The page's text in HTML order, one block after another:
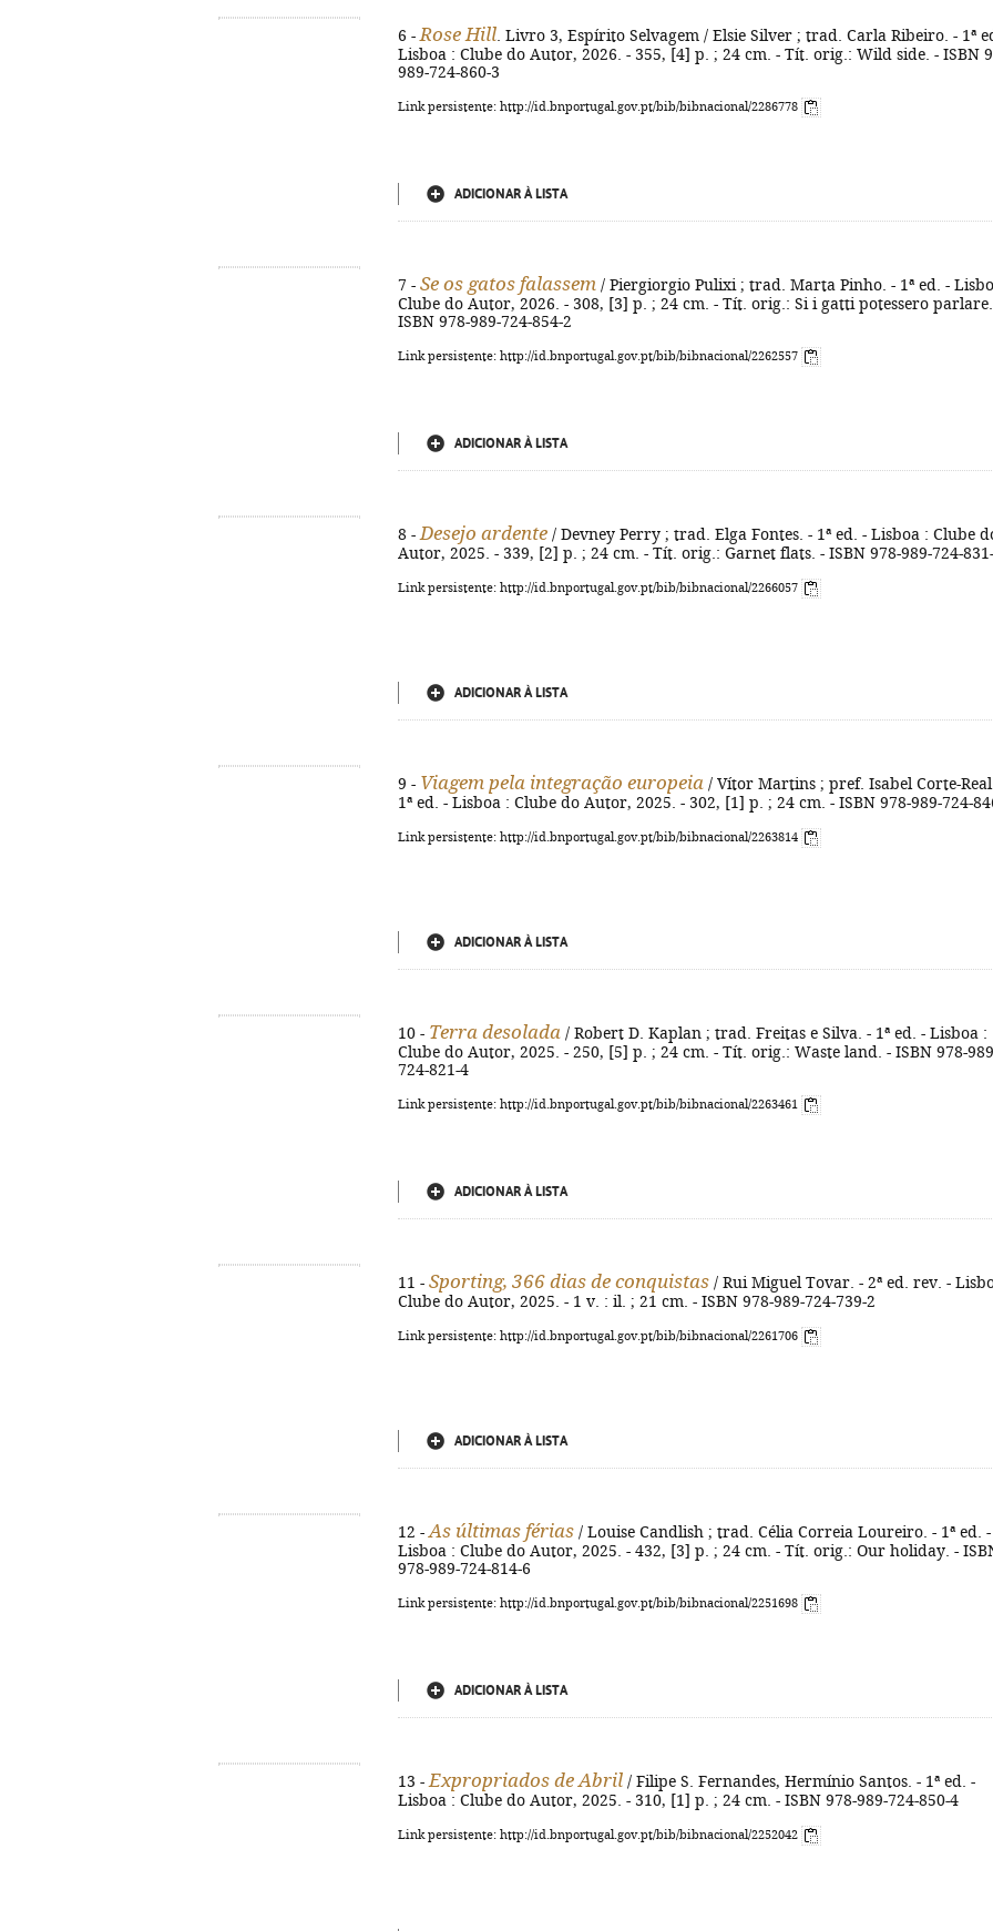
6 - Rose Hill . Livro 3, Espírito Selvagem / Elsie Silver ; trad. Carla Ribeiro. - 1ª
Lisboa : Clube do Autor, 2026. - 355, [4] p. ; 24 cm. - Tít. orig.: Wild side. - ISBN
989-724-860-3
Link persistente: http://id.bnportugal.gov.pt/bib/bibnacional/2286778
ADICIONAR À LISTA
7 - Se os gatos falassem / Piergiorgio Pulixi ; trad. Marta Pinho. - 1ª ed. -
Clube do Autor, 2026. - 308, [3] p. ; 24 cm. - Tít. orig.: Si i gatti potessero
ISBN 978-989-724-854-2
Link persistente: http://id.bnportugal.gov.pt/bib/bibnacional/2262557
ADICIONAR À LISTA
8 - Desejo ardente / Devney Perry ; trad. Elga Fontes. - 1ª ed. - Lisboa : Clube
Autor, 2025. - 339, [2] p. ; 24 cm. - Tít. orig.: Garnet flats. - ISBN 978-989-724-
Link persistente: http://id.bnportugal.gov.pt/bib/bibnacional/2266057
ADICIONAR À LISTA
9 - Viagem pela integração europeia / Vítor Martins ; pref. Isabel Corte-
1ª ed. - Lisboa : Clube do Autor, 2025. - 302, [1] p. ; 24 cm. - ISBN 978-989-724-
Link persistente: http://id.bnportugal.gov.pt/bib/bibnacional/2263814
ADICIONAR À LISTA
10 - Terra desolada / Robert D. Kaplan ; trad. Freitas e Silva. - 1ª ed. - Lisboa :
Clube do Autor, 2025. - 250, [5] p. ; 24 cm. - Tít. orig.: Waste land. - ISBN 978-
724-821-4
Link persistente: http://id.bnportugal.gov.pt/bib/bibnacional/2263461
ADICIONAR À LISTA
11 - Sporting, 366 dias de conquistas / Rui Miguel Tovar. - 2ª ed. rev. -
Clube do Autor, 2025. - 1 v. : il. ; 21 cm. - ISBN 978-989-724-739-2
Link persistente: http://id.bnportugal.gov.pt/bib/bibnacional/2261706
ADICIONAR À LISTA
12 - As últimas férias / Louise Candlish ; trad. Célia Correia Loureiro. - 1ª ed. -
Lisboa : Clube do Autor, 2025. - 432, [3] p. ; 24 cm. - Tít. orig.: Our holiday. -
978-989-724-814-6
Link persistente: http://id.bnportugal.gov.pt/bib/bibnacional/2251698
ADICIONAR À LISTA
13 - Expropriados de Abril / Filipe S. Fernandes, Hermínio Santos. - 1ª ed. -
Lisboa : Clube do Autor, 2025. - 310, [1] p. ; 24 cm. - ISBN 978-989-724-850-4
Link persistente: http://id.bnportugal.gov.pt/bib/bibnacional/2252042